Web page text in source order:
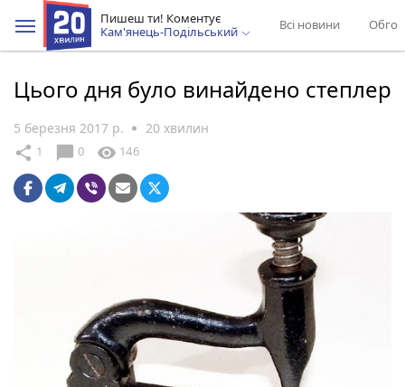
Пишеш ти! Коментує
Кам'янець-Подільський
Всі новини
Цього дня було винайдено степлер
5 березня 2017 р. 20 хвилин
share 1 chat_bubble 0 visibility 146